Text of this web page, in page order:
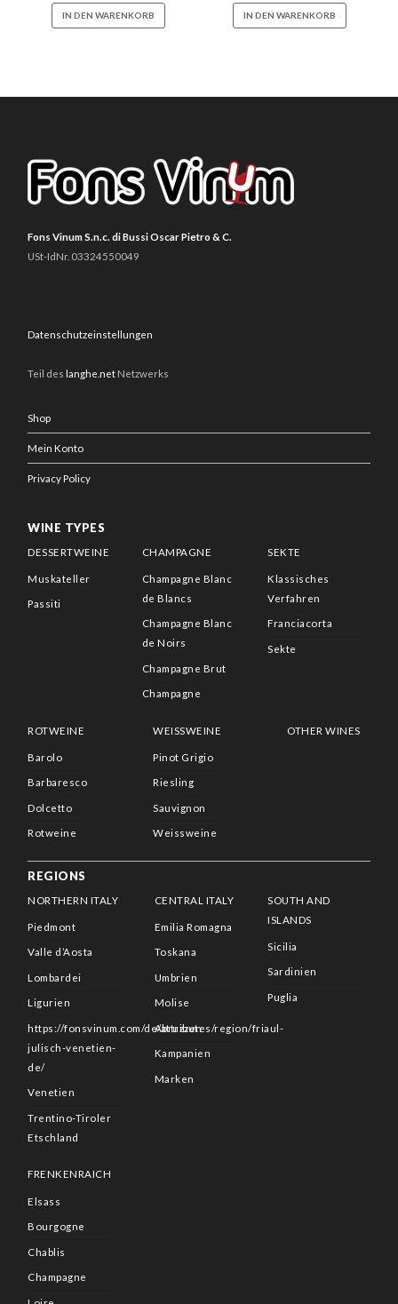
IN DEN WARENKORB IN DEN WARENKORB
Fons Vinum S.n.c. di Bussi Oscar Pietro & C.
USt-IdNr. 03324550049
Datenschutzeinstellungen
Teil des langhe.net Netzwerks
Shop
Mein Konto
Privacy Policy
WINE TYPES
DESSERTWEINE
Muskateller
Passiti
CHAMPAGNE
Champagne Blanc
de Blancs
Champagne Blanc
de Noirs
Champagne Brut
Champagne
SEKTE
Klassisches
Verfahren
Franciacorta
Sekte
ROTWEINE
Barolo
Barbaresco
Dolcetto
Rotweine
WEISSWEINE
Pinot Grigio
Riesling
Sauvignon
Weissweine
OTHER WINES
REGIONS
NORTHERN ITALY
Piedmont
Valle d’Aosta
Lombardei
Ligurien
https://fonsvinum.com/de/attributes/region/friaul-
julisch-venetien-
de/
Venetien
Trentino-Tiroler
Etschland
CENTRAL ITALY
Emilia Romagna
Toskana
Umbrien
Molise
Abruzzen
Kampanien
Marken
SOUTH AND
ISLANDS
Sicilia
Sardinien
Puglia
FRENKENRAICH
Elsass
Bourgogne
Chablis
Champagne